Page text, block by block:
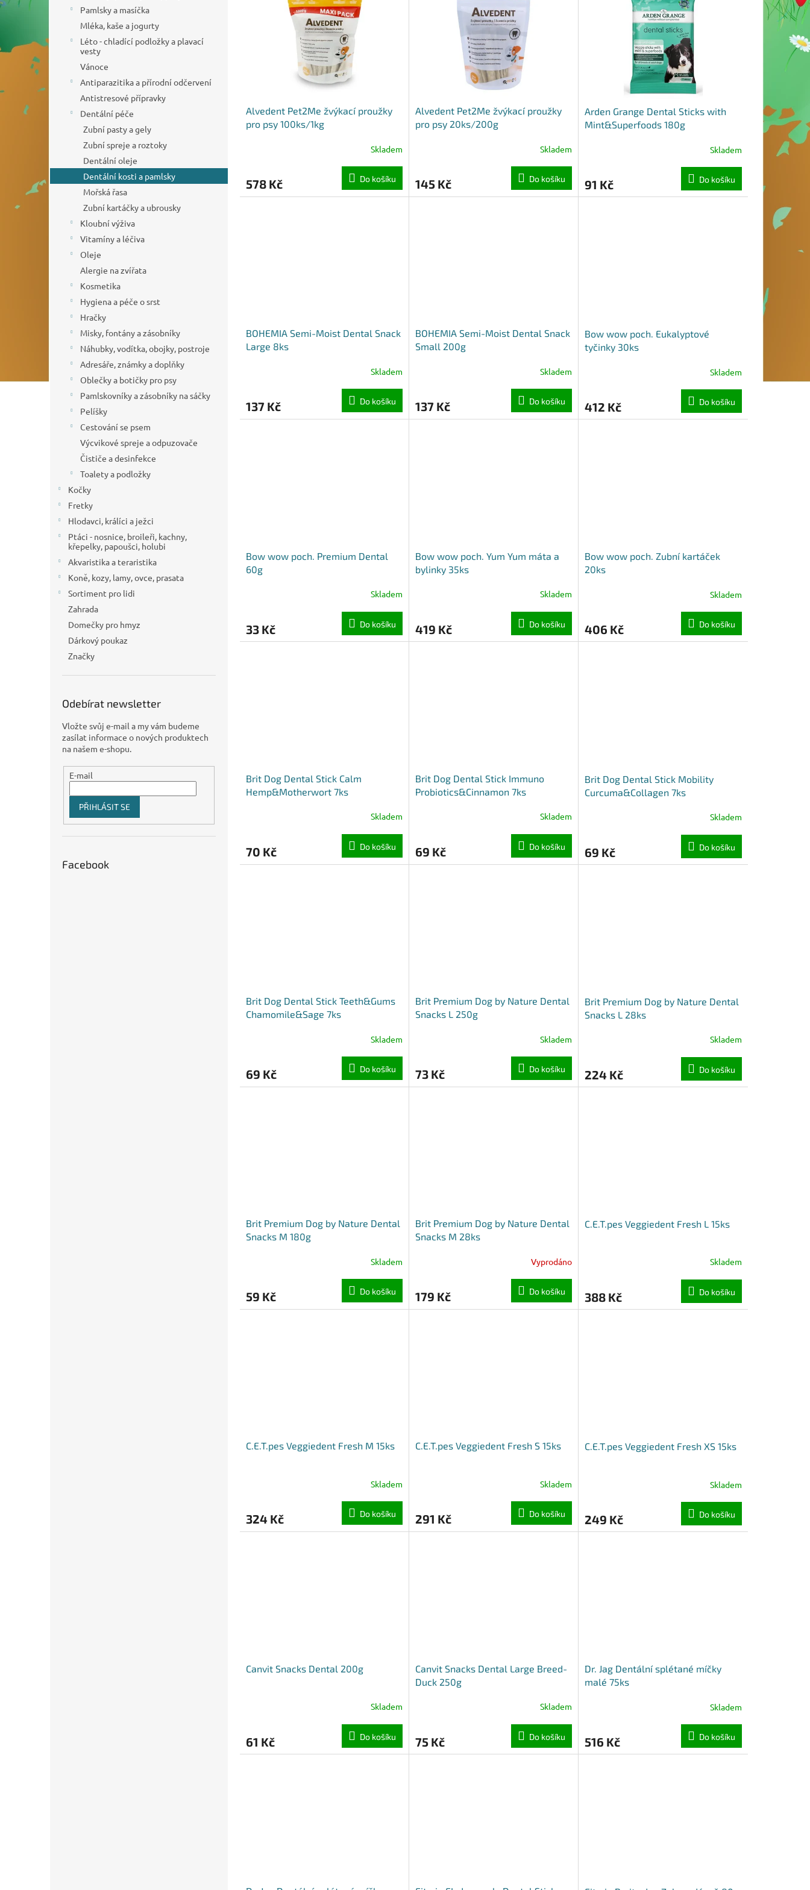
Pamlsky a masíčka
Mléka, kaše a jogurty
Léto - chladící podložky a plavací
vesty
Vánoce
Antiparazitika a přírodní odčervení
Antistresové přípravky
Dentální péče
Zubní pasty a gely
Zubní spreje a roztoky
Dentální oleje
Dentální kosti a pamlsky
Mořská řasa
Zubní kartáčky a ubrousky
Kloubní výživa
Vitamíny a léčiva
Oleje
Alergie na zvířata
Kosmetika
Hygiena a péče o srst
Hračky
Misky, fontány a zásobníky
Náhubky, vodítka, obojky, postroje
Adresáře, známky a doplňky
Oblečky a botičky pro psy
Pamlskovníky a zásobníky na sáčky
Pelíšky
Cestování se psem
Výcvikové spreje a odpuzovače
Čističe a desinfekce
Toalety a podložky
Kočky
Fretky
Hlodavci, králíci a ježci
Ptáci - nosnice, broileři, kachny,
křepelky, papoušci, holubi
Akvaristika a teraristika
Koně, kozy, lamy, ovce, prasata
Sortiment pro lidi
Zahrada
Domečky pro hmyz
Dárkový poukaz
Značky
Odebírat newsletter
Vložte svůj e-mail a my vám budeme
zasílat informace o nových produktech
na našem e-shopu.
E-mail
PŘIHLÁSIT SE
Facebook
Alvedent Pet2Me žvýkací proužky
pro psy 100ks/1kg
Skladem
578 Kč Do košíku
Alvedent Pet2Me žvýkací proužky
pro psy 20ks/200g
Skladem
145 Kč Do košíku
Arden Grange Dental Sticks with
Mint&Superfoods 180g
Skladem
91 Kč Do košíku
BOHEMIA Semi-Moist Dental Snack
Large 8ks
Skladem
137 Kč Do košíku
BOHEMIA Semi-Moist Dental Snack
Small 200g
Skladem
137 Kč Do košíku
Bow wow poch. Eukalyptové
tyčinky 30ks
Skladem
412 Kč Do košíku
Bow wow poch. Premium Dental
60g
Skladem
33 Kč Do košíku
Bow wow poch. Yum Yum máta a
bylinky 35ks
Skladem
419 Kč Do košíku
Bow wow poch. Zubní kartáček
20ks
Skladem
406 Kč Do košíku
Brit Dog Dental Stick Calm
Hemp&Motherwort 7ks
Skladem
70 Kč Do košíku
Brit Dog Dental Stick Immuno
Probiotics&Cinnamon 7ks
Skladem
69 Kč Do košíku
Brit Dog Dental Stick Mobility
Curcuma&Collagen 7ks
Skladem
69 Kč Do košíku
Brit Dog Dental Stick Teeth&Gums
Chamomile&Sage 7ks
Skladem
69 Kč Do košíku
Brit Premium Dog by Nature Dental
Snacks L 250g
Skladem
73 Kč Do košíku
Brit Premium Dog by Nature Dental
Snacks L 28ks
Skladem
224 Kč Do košíku
Brit Premium Dog by Nature Dental
Snacks M 180g
Skladem
59 Kč Do košíku
Brit Premium Dog by Nature Dental
Snacks M 28ks
Vyprodáno
179 Kč Do košíku
C.E.T.pes Veggiedent Fresh L 15ks
Skladem
388 Kč Do košíku
C.E.T.pes Veggiedent Fresh M 15ks
Skladem
324 Kč Do košíku
C.E.T.pes Veggiedent Fresh S 15ks
Skladem
291 Kč Do košíku
C.E.T.pes Veggiedent Fresh XS 15ks
Skladem
249 Kč Do košíku
Canvit Snacks Dental 200g
Skladem
61 Kč Do košíku
Canvit Snacks Dental Large Breed-
Duck 250g
Skladem
75 Kč Do košíku
Dr. Jag Dentální splétané míčky
malé 75ks
Skladem
516 Kč Do košíku